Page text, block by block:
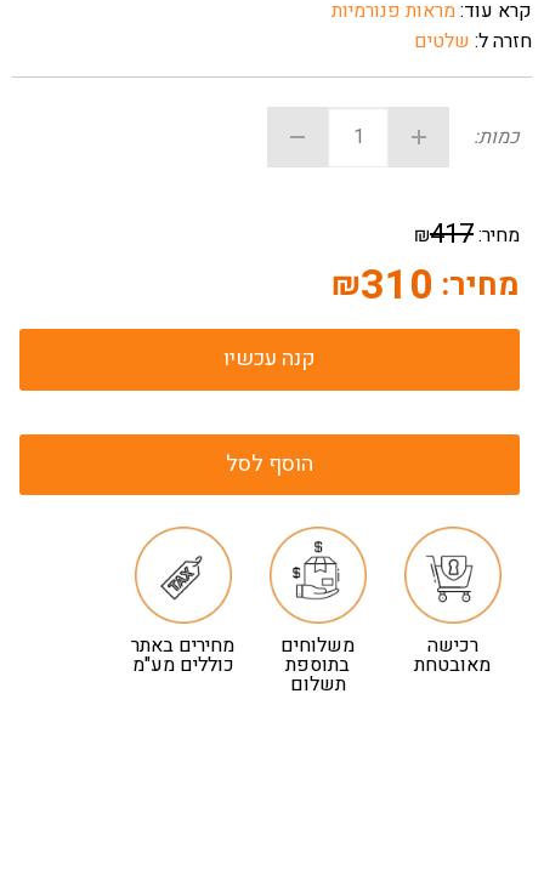
קרא עוד:מראות פנורמיות
חזרה ל: שלטים
כמות:
מחיר:417
₪
מחיר: 310
₪
קנה עכשיו
הוסף לסל
רכישה
מאובטחת
משלוחים
בתוספת
תשלום
מחירים באתר
כוללים מע"מ